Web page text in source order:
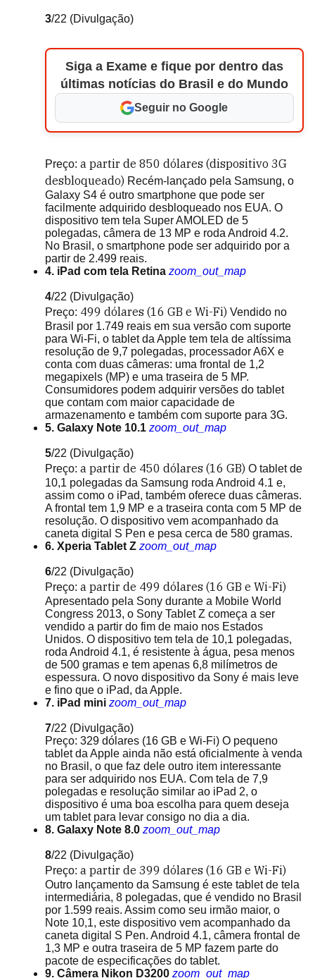
3/22 (Divulgação)
Siga a Exame e fique por dentro das
últimas notícias do Brasil e do Mundo
Seguir no Google
Preço: a partir de 850 dólares (dispositivo 3G
desbloqueado) Recém-lançado pela Samsung, o
Galaxy S4 é outro smartphone que pode ser
facilmente adquirido desbloqueado nos EUA. O
dispositivo tem tela Super AMOLED de 5
polegadas, câmera de 13 MP e roda Android 4.2.
No Brasil, o smartphone pode ser adquirido por a
partir de 2.499 reais.
4. iPad com tela Retina zoom_out_map
4/22 (Divulgação)
Preço: 499 dólares (16 GB e Wi-Fi) Vendido no
Brasil por 1.749 reais em sua versão com suporte
para Wi-Fi, o tablet da Apple tem tela de altíssima
resolução de 9,7 polegadas, processador A6X e
conta com duas câmeras: uma frontal de 1,2
megapixels (MP) e uma traseira de 5 MP.
Consumidores podem adquirir versões do tablet
que contam com maior capacidade de
armazenamento e também com suporte para 3G.
5. Galaxy Note 10.1 zoom_out_map
5/22 (Divulgação)
Preço: a partir de 450 dólares (16 GB) O tablet de
10,1 polegadas da Samsung roda Android 4.1 e,
assim como o iPad, também oferece duas câmeras.
A frontal tem 1,9 MP e a traseira conta com 5 MP de
resolução. O dispositivo vem acompanhado da
caneta digital S Pen e pesa cerca de 580 gramas.
6. Xperia Tablet Z zoom_out_map
6/22 (Divulgação)
Preço: a partir de 499 dólares (16 GB e Wi-Fi)
Apresentado pela Sony durante a Mobile World
Congress 2013, o Sony Tablet Z começa a ser
vendido a partir do fim de maio nos Estados
Unidos. O dispositivo tem tela de 10,1 polegadas,
roda Android 4.1, é resistente à água, pesa menos
de 500 gramas e tem apenas 6,8 milímetros de
espessura. O novo dispositivo da Sony é mais leve
e fino que o iPad, da Apple.
7. iPad mini zoom_out_map
7/22 (Divulgação)
Preço: 329 dólares (16 GB e Wi-Fi) O pequeno
tablet da Apple ainda não está oficialmente à venda
no Brasil, o que faz dele outro item interessante
para ser adquirido nos EUA. Com tela de 7,9
polegadas e resolução similar ao iPad 2, o
dispositivo é uma boa escolha para quem deseja
um tablet para levar consigo no dia a dia.
8. Galaxy Note 8.0 zoom_out_map
8/22 (Divulgação)
Preço: a partir de 399 dólares (16 GB e Wi-Fi)
Outro lançamento da Samsung é este tablet de tela
intermediária, 8 polegadas, que é vendido no Brasil
por 1.599 reais. Assim como seu irmão maior, o
Note 10,1, este dispositivo vem acompanhado da
caneta digital S Pen. Android 4.1, câmera frontal de
1,3 MP e outra traseira de 5 MP fazem parte do
pacote de especificações do tablet.
9. Câmera Nikon D3200 zoom_out_map